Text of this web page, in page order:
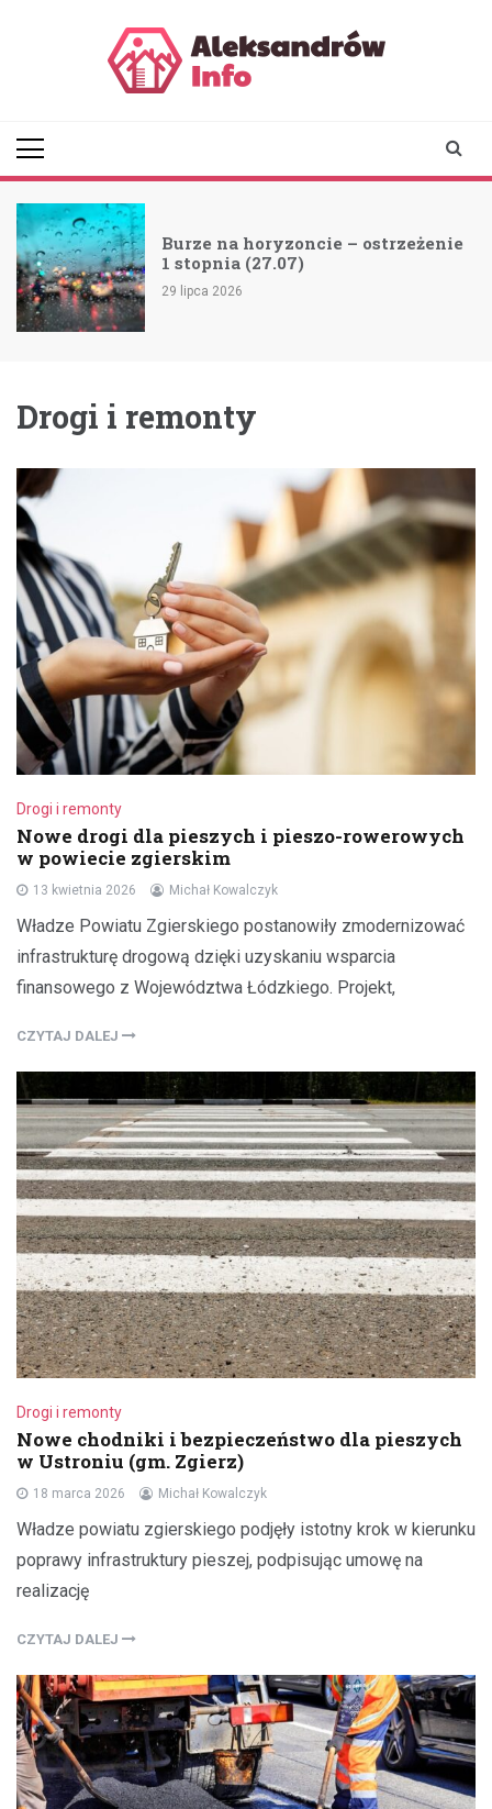
Burze na horyzoncie – ostrzeżenie
1 stopnia (27.07)
29 lipca 2026
Drogi i remonty
Drogi i remonty
Nowe drogi dla pieszych i pieszo-rowerowych
w powiecie zgierskim
13 kwietnia 2026 Michał Kowalczyk
Władze Powiatu Zgierskiego postanowiły zmodernizować
infrastrukturę drogową dzięki uzyskaniu wsparcia
finansowego z Województwa Łódzkiego. Projekt,
CZYTAJ DALEJ
Drogi i remonty
Nowe chodniki i bezpieczeństwo dla pieszych
w Ustroniu (gm. Zgierz)
18 marca 2026 Michał Kowalczyk
Władze powiatu zgierskiego podjęły istotny krok w kierunku
poprawy infrastruktury pieszej, podpisując umowę na
realizację
CZYTAJ DALEJ